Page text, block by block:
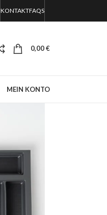
KONTAKTFAQS
0,00€
MEIN KONTO